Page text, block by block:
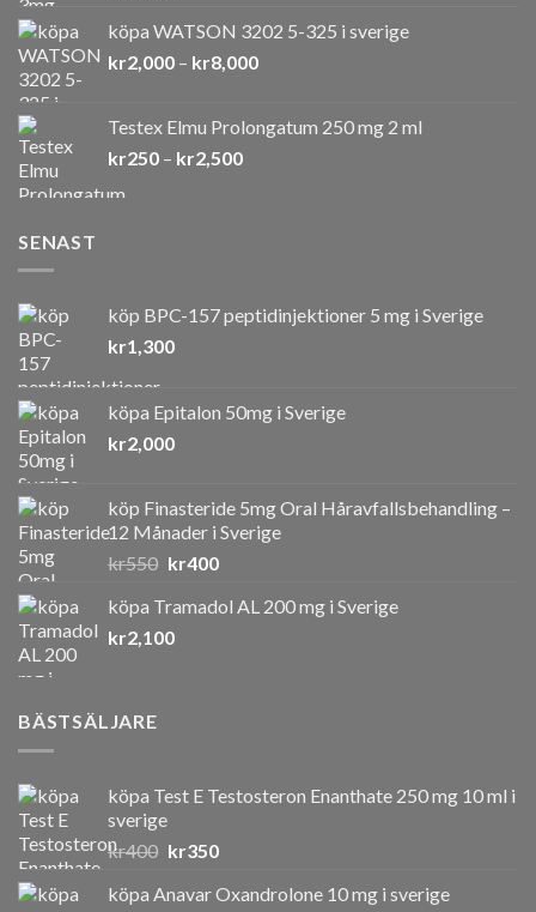
köpa WATSON 3202 5-325 i sverige
kr2,000 – kr8,000Prisintervall:
kr8,000
Testex Elmu Prolongatum 250 mg 2 ml
kr250 – kr2,500Prisintervall:
SENAST
köp BPC-157 peptidinjektioner 5 mg i Sverige
kr1,300
köpa Epitalon 50mg i Sverige
kr2,000
köp Finasteride 5mg Oral Håravfallsbehandling –
12 Månader i Sverige
kr550 Det
priset
var:
kr400Det
priset
köpa Tramadol AL 200 mg i Sverige
kr2,100
BÄSTSÄLJARE
köpa Test E Testosteron Enanthate 250 mg 10 ml i
sverige
kr400 Det
priset
kr350Det
priset
köpa Anavar Oxandrolone 10 mg i sverige